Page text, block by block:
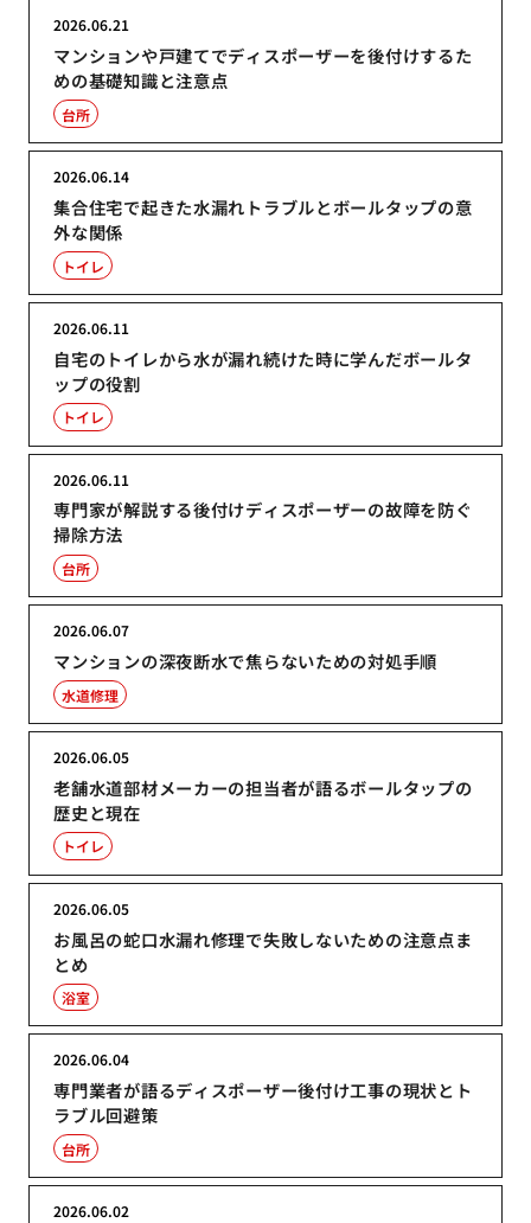
マンションや戸建てでディスポーザーを後付けするた
めの基礎知識と注意点
2026.06.21
台所
集合住宅で起きた水漏れトラブルとボールタップの意
外な関係
2026.06.14
トイレ
自宅のトイレから水が漏れ続けた時に学んだボールタ
ップの役割
2026.06.11
トイレ
専門家が解説する後付けディスポーザーの故障を防ぐ
掃除方法
2026.06.11
台所
マンションの深夜断水で焦らないための対処手順
2026.06.07
水道修理
老舗水道部材メーカーの担当者が語るボールタップの
歴史と現在
2026.06.05
トイレ
お風呂の蛇口水漏れ修理で失敗しないための注意点ま
とめ
2026.06.05
浴室
専門業者が語るディスポーザー後付け工事の現状とト
ラブル回避策
2026.06.04
台所
2026.06.02